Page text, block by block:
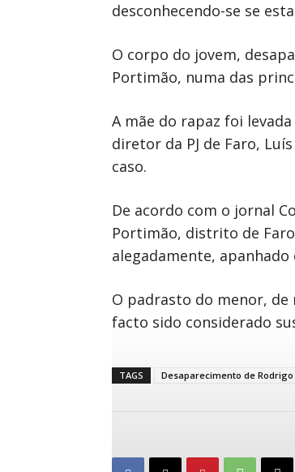
desconhecendo-se se
O corpo do jovem,
Portimão, numa das
A mãe do rapaz foi
diretor da PJ de Faro,
caso.
De acordo com o jornal
Portimão, distrito de
alegadamente,
O padrasto do menor,
facto sido considerado
TAGS Desaparecimento de Rodrigo